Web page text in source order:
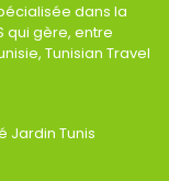
dans la
qui gère, entre
Tunisian Travel
Jardin Tunis